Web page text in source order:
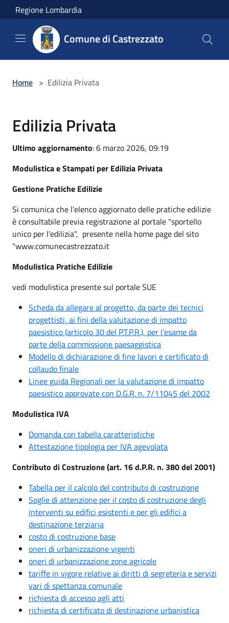
Salta al contenuto principale
Regione Lombardia
Comune di Castrezzato
Home > Edilizia Privata
Edilizia Privata
Ultimo aggiornamento: 6 marzo 2026, 09:19
Modulistica e Stampati per Edilizia Privata
Gestione Pratiche Edilizie
Si comunica che l'elenco aggiornato delle pratiche edilizie
è consultabile previa registrazione al portale "sportello
unico per l'edilizia", presente nella home page del sito
"www.comunecastrezzato.it
Modulistica Pratiche Edilizie
vedi modulistica presente sul portale SUE
Scheda da allegare al progetto, da parte dei tecnici
progettisti, ai fini della valutazione di impatto
paesistico (articolo 30 del P.T.P.R.), per l'esame da
parte della commissione paesaggistica
Modello di dichiarazione di fine lavori e certificato di
collaudo finale
Linee guida Regionali per la valutazione di impatto
paesistico approvate con D.G.R. n. 7/11045 del 2002
Modulistica IVA
Domanda con tabella caratteristiche
Attestazione tipologia per IVA agevolata
Contributo di Costruzione (art. 16 d.P.R. n. 380 del 2001)
Tabella per il calcolo del contributo di costruzione
Soglie di attenzione per il costo di costruzione degli
interventi su edifici esistenti e per gli edifici a
destinazione terziaria
costo di costruzione base
oneri di urbanizzazione vigenti
oneri di urbanizzazione zone agricole
tariffe in vigore relative ai diritti di segreteria e servizi
vari di spettanza comunale
richiesta di accesso agli atti
richiesta di certificato di destinazione urbanistica